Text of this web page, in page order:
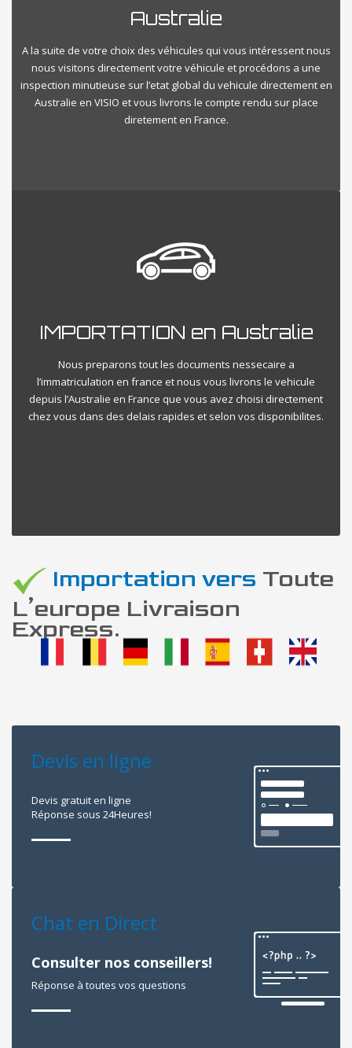
Australie
A la suite de votre choix des véhicules qui vous intéressent nous
nous visitons directement votre véhicule et procédons a une
inspection minutieuse sur l’etat global du vehicule directement en
Australie en VISIO et vous livrons le compte rendu sur place
diretement en France.
IMPORTATION en Australie
Nous preparons tout les documents nessecaire a
l’immatriculation en france et nous vous livrons le vehicule
depuis l’Australie en France que vous avez choisi directement
chez vous dans des delais rapides et selon vos disponibilites.
Importation vers Toute
L’europe Livraison
Express.
Devis en ligne
Devis gratuit en ligne
Réponse sous 24Heures!
Chat en Direct
Consulter nos conseillers!
Réponse à toutes vos questions